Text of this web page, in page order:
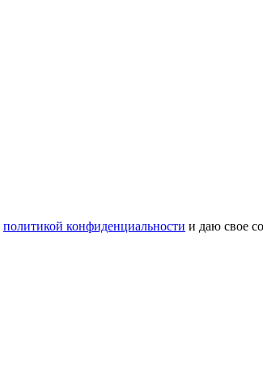
политикой конфиденциальности и даю свое